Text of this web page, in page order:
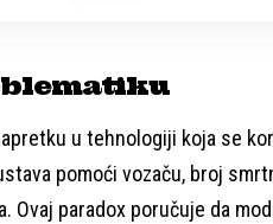
u tehnologiji koja se
pomoći vozaču, broj
Ovaj paradox poručuje da